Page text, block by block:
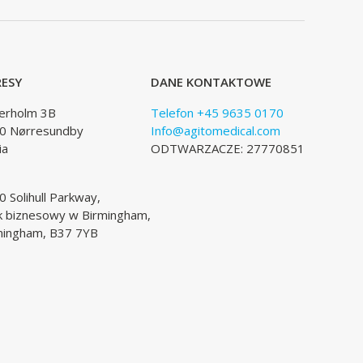
3B
Nørresundby
Solihull Parkway,
biznesowy w Birmingham,
B37 7YB
DANE KONTAKTOWE
Telefon +45 9635 0170
Info@agitomedical.com
ODTWARZACZE: 27770851